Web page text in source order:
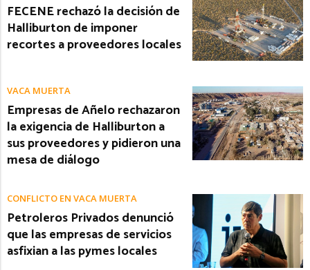
FECENE rechazó la decisión de
Halliburton de imponer
recortes a proveedores locales
VACA MUERTA
Empresas de Añelo rechazaron
la exigencia de Halliburton a
sus proveedores y pidieron una
mesa de diálogo
CONFLICTO EN VACA MUERTA
Petroleros Privados denunció
que las empresas de servicios
asfixian a las pymes locales